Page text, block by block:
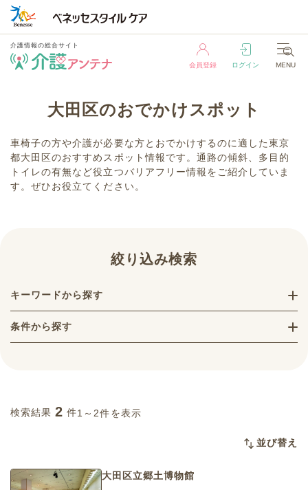
介護情報の総合サイト
会員登録 ログイン MENU
会員登録 ログイン
大田区のおでかけスポット
車椅子の方や介護が必要な方とおでかけするのに適した東京
都大田区のおすすめスポット情報です。通路の傾斜、多目的
トイレの有無など役立つバリアフリー情報をご紹介していま
す。ぜひお役立てください。
絞り込み検索
キーワードから探す
条件から探す
検索結果 2 件1～2件を表示
並び替え
大田区立郷土博物館